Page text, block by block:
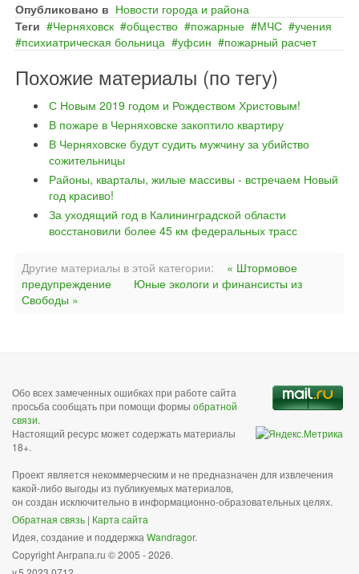
Опубликовано в Новости города и района
Теги
Черняховск общество пожарные МЧС
учения
психиатрическая больница
уфсин пожарный расчет
Похожие материалы (по тегу)
С Новым 2019 годом и Рождеством Христовым!
В пожаре в Черняховске закоптило квартиру
В Черняховске будут судить мужчину за убийство
сожительницы
Районы, кварталы, жилые массивы - встречаем Новый
год красиво!
За уходящий год в Калининградской области
восстановили более 45 км федеральных трасс
Другие материалы в этой категории:
« Штормовое
предупреждение
Юные экологи и финансисты из
Свободы »
Обо всех замеченных ошибках при работе сайта
просьба сообщать при помощи формы обратной
связи.
Настоящий ресурс может содержать материалы
18+.
Проект является некоммерческим и не предназначен для извлечения
какой-либо выгоды из публикуемых материалов,
он создан исключительно в информационно-образовательных целях.
Обратная связь | Карта сайта
Идея, создание и поддержка Wandragor.
Copyright Анграпа.ru © 2005 - 2026.